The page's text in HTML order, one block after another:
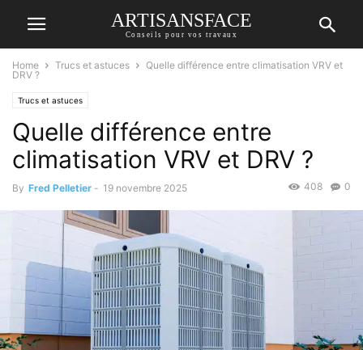
ARTISANSFACE
Conseils pour vos travaux
Home Trucs et astuces
Quelle différence entre climatisation VRV et
DRV ?
Trucs et astuces
Quelle différence entre
climatisation VRV et DRV ?
By Fred Pelletier - 19 novembre 2025 0
408